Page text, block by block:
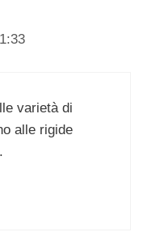
varietà di
alle rigide